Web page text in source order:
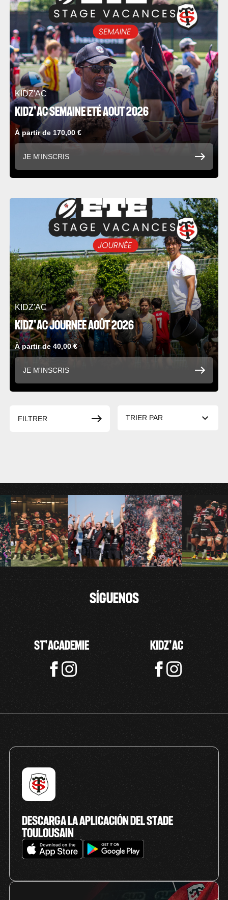
FILTRER TRIER PAR
bajo
Nombre, A a Z
KIDZ'AC
KIDZ'AC SEMAINE ETÉ AOUT 2026
À partir de 170,00 €
JE M'INSCRIS
KIDZ'AC
KIDZ'AC JOURNEE AOÛT 2026
À partir de 40,00 €
JE M'INSCRIS
SÍGUENOS
ST'ACADEMIE KIDZ'AC
DESCARGA LA APLICACIÓN DEL STADE
TOULOUSAIN